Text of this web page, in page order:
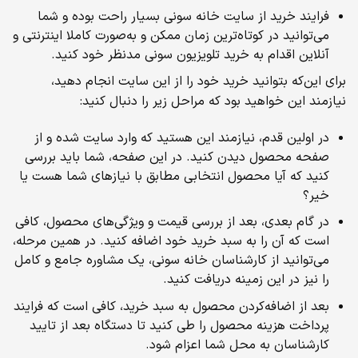
فرایند خرید از سایت خانه سونی بسیار راحت بوده و شما
می‌توانید در کوتاه‌ترین زمان ممکن و به‌صورت کاملا اینترنتی و
آنلاین اقدام به خرید تلویزیون سونی مدنظر خود کنید.
برای این‌که بتوانید خرید خود را از این سایت انجام دهید،
نیازمند این خواهید بود که مراحل زیر را دنبال کنید:
در اولین قدم، نیازمند این هستید که وارد سایت شده و از
صفحه محصول دیدن کنید. در این صفحه، شما باید بررسی
کنید که آیا محصول انتخابی مطابق با نیازهای شما هست یا
خیر؟
در گام بعدی، بعد از بررسی قیمت و ویژگی‌های محصول، کافی
است که آن را به سبد خرید خود اضافه کنید. در همین مرحله،
می‌توانید از کارشناسان خانه سونی، یک مشاوره جامع و کامل
را نیز در این زمینه دریافت کنید.
بعد از اضافه‌کردن محصول به سبد خرید، کافی است که ‌‌فرایند
پرداخت هزینه محصول را طی کنید تا دستگاه بعد از تایید
کارشناسان به محل شما اعزام شود.